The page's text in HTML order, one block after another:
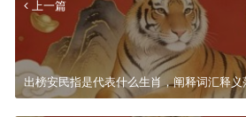
上一篇
出榜安民指是代表什么生肖，阐释词汇释义